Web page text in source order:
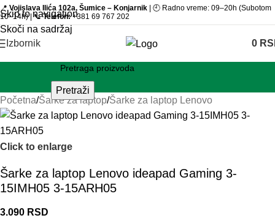
Skip to navigation
Skoči na sadržaj
📍Vojislava Ilića 102a, Šumice – Konjarnik | 🕘 Radno vreme: 09–20h (Subotom
10–14h) | 📞Telefon:+381 69 767 202
Izbornik 0
Pretraži
Početna/Šarke za laptop/Šarke za laptop Lenovo
Click to enlarge
Šarke za laptop Lenovo ideapad Gaming 3-
15IMH05 3-15ARH05
3.090 RSD